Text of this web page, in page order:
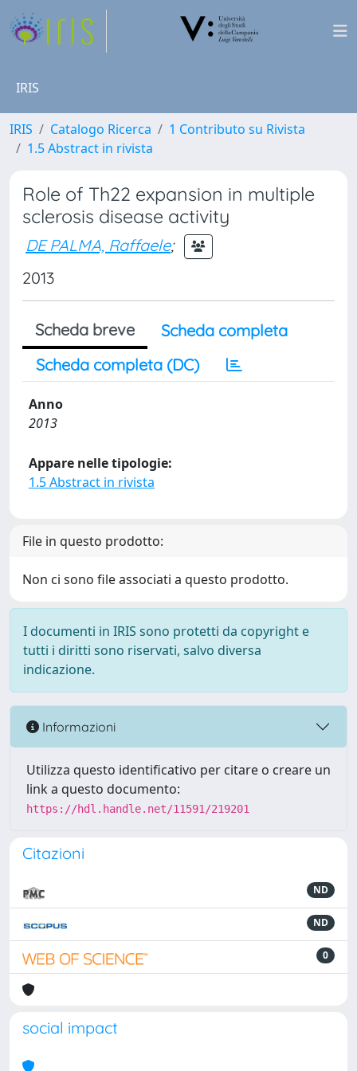
IRIS
IRIS Catalogo Ricerca
1 Contributo su Rivista
1.5 Abstract in rivista
Role of Th22 expansion in multiple
sclerosis disease activity
DE PALMA, Raffaele;
2013
Scheda breve
Scheda completa
Scheda completa (DC)
Anno
2013
Appare nelle tipologie:
1.5 Abstract in rivista
File in questo prodotto:
Non ci sono file associati a questo prodotto.
I documenti in IRIS sono protetti da copyright e
tutti i diritti sono riservati, salvo diversa
indicazione.
Informazioni
Utilizza questo identificativo per citare o creare un
link a questo documento:
https://hdl.handle.net/11591/219201
Citazioni
ND
ND
0
social impact